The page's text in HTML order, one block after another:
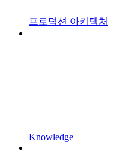
프로덕션 아키텍처
Knowledge